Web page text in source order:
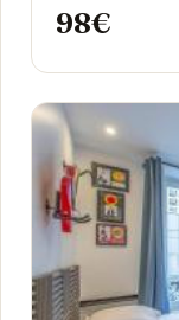
98€